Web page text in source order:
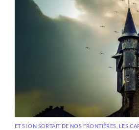
ET SI ON SORTAIT DE NOS FRONTIÈRES LES